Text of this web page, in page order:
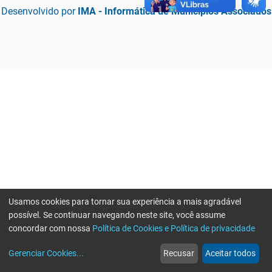
Desenvolvido por IMA - Informática de Municípios Associados
web
Notícias
more_horiz
Mais
Usamos cookies para tornar sua experiência a mais agradável
possível. Se continuar navegando neste site, você assume
concordar com nossa Política de Cookies e Política de privacidade
Gerenciar Cookies... Recusar Aceitar todos
Erro ao enviar informações, por favor tente novamente